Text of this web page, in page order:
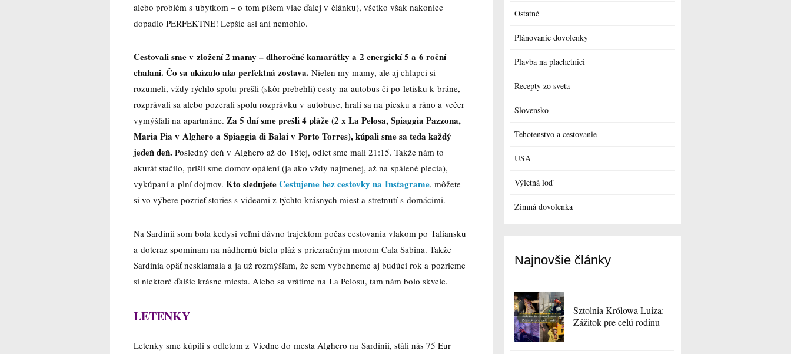
alebo problém s ubytkom – o tom píšem viac ďalej v článku), všetko však nakoniec
dopadlo PERFEKTNE! Lepšie asi ani nemohlo.
Cestovali sme v zložení 2 mamy – dlhoročné kamarátky a 2 energickí 5 a 6 roční
chalani. Čo sa ukázalo ako perfektná zostava. Nielen my mamy, ale aj chlapci si
rozumeli, vždy rýchlo spolu prešli (skôr prebehli) cesty na autobus či po letisku k bráne,
rozprávali sa alebo pozerali spolu rozprávku v autobuse, hrali sa na piesku a ráno a večer
vymýšľali na apartmáne. Za 5 dní sme prešli 4 pláže (2 x La Pelosa, Spiaggia Pazzona,
Maria Pia v Alghero a Spiaggia di Balai v Porto Torres), kúpali sme sa teda každý
jedeň deň. Posledný deň v Alghero až do 18tej, odlet sme mali 21:15. Takže nám to
akurát stačilo, prišli sme domov opálení (ja ako vždy najmenej, až na spálené plecia),
vykúpaní a plní dojmov. Kto sledujeteCestujeme bez cestovky na Instagrame, môžete
si vo výbere pozrieť stories s videami z týchto krásnych miest a stretnutí s domácimi.
Na Sardínii som bola kedysi veľmi dávno trajektom počas cestovania vlakom po Taliansku
a doteraz spomínam na nádhernú bielu pláž s priezračným morom Cala Sabina. Takže
Sardínia opäť nesklamala a ja už rozmýšľam, že sem vybehneme aj budúci rok a pozrieme
si niektoré ďalšie krásne miesta. Alebo sa vrátime na La Pelosu, tam nám bolo skvele.
LETENKY
Letenky sme kúpili s odletom z Viedne do mesta Alghero na Sardínii, stáli nás 75 Eur
Ostatné
Plánovanie dovolenky
Plavba na plachetnici
Recepty zo sveta
Slovensko
Tehotenstvo a cestovanie
USA
Výletná loď
Zimná dovolenka
Najnovšie články
Sztolnia Królowa Luiza:
Zážitok pre celú rodinu